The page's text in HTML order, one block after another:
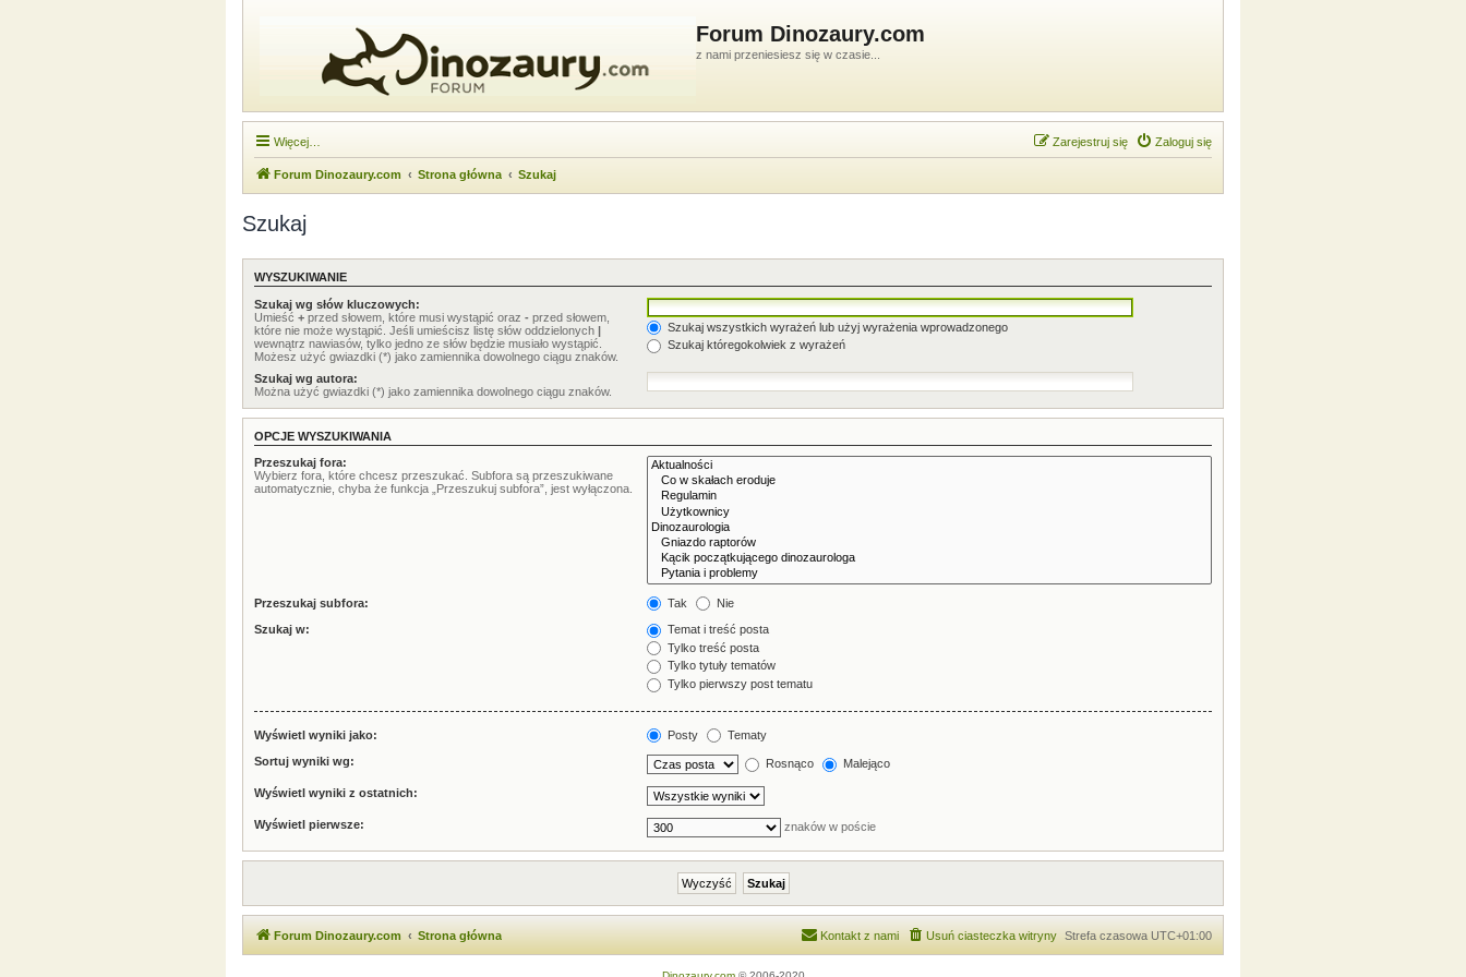
Forum Dinozaury.com
z nami przeniesiesz się w czasie...
Więcej… Zaloguj się
Zarejestruj się
Forum Dinozaury.com Strona główna Szukaj
Szukaj
WYSZUKIWANIE
Szukaj wg słów kluczowych:
Umieść + przed słowem, które musi wystąpić oraz - przed słowem,
które nie może wystąpić. Jeśli umieścisz listę słów oddzielonych |
wewnątrz nawiasów, tylko jedno ze słów będzie musiało wystąpić.
Możesz użyć gwiazdki (*) jako zamiennika dowolnego ciągu znaków.
Szukaj wszystkich wyrażeń lub użyj wyrażenia wprowadzonego
Szukaj któregokolwiek z wyrażeń
Szukaj wg autora:
Można użyć gwiazdki (*) jako zamiennika dowolnego ciągu znaków.
OPCJE WYSZUKIWANIA
Przeszukaj fora:
Wybierz fora, które chcesz przeszukać. Subfora są przeszukiwane
automatycznie, chyba że funkcja „Przeszukuj subfora”, jest wyłączona.
Przeszukaj subfora: Tak Nie
Szukaj w:
Temat i treść posta
Tylko treść posta
Tylko tytuły tematów
Tylko pierwszy post tematu
Wyświetl wyniki jako: Posty Tematy
Sortuj wyniki wg: Rosnąco Malejąco
Wyświetl wyniki z ostatnich:
Wyświetl pierwsze: znaków w poście
Forum Dinozaury.com Strona główna Strefa czasowa UTC+01:00
Usuń ciasteczka witryny
Kontakt z nami